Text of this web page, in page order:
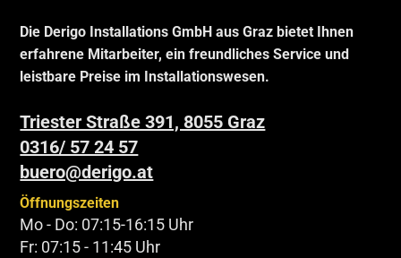
Die Derigo Installations GmbH aus Graz bietet Ihnen
erfahrene Mitarbeiter, ein freundliches Service und
leistbare Preise im Installationswesen.
Triester Straße 391, 8055 Graz
0316/ 57 24 57
buero@derigo.at
Öffnungszeiten
Mo - Do: 07:15-16:15 Uhr
Fr: 07:15 - 11:45 Uhr